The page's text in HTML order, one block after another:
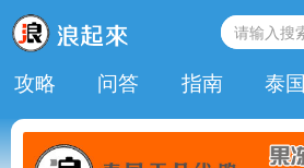
攻略 问答 指南 泰国